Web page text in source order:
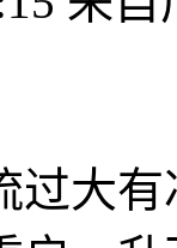
过大